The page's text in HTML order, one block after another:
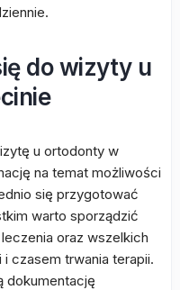
do wizyty u
u ortodonty w
na temat możliwości
się przygotować
warto sporządzić
oraz wszelkich
czasem trwania terapii.
dokumentację